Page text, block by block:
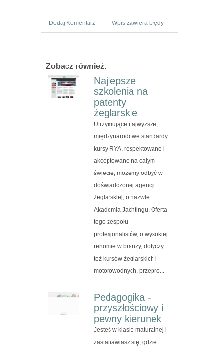
Dodaj Komentarz Wpis zawiera błędy
Zobacz również:
Najlepsze
szkolenia na
patenty
żeglarskie
Utrzymujące najwyższe,
międzynarodowe standardy
kursy RYA, respektowane i
akceptowane na całym
świecie, możemy odbyć w
doświadczonej agencji
żeglarskiej, o nazwie
Akademia Jachtingu. Oferta
tego zespołu
profesjonalistów, o wysokiej
renomie w branży, dotyczy
też kursów żeglarskich i
motorowodnych, przepro...
Pedagogika -
przyszłościowy i
pewny kierunek
Jesteś w klasie maturalnej i
zastanawiasz się, gdzie